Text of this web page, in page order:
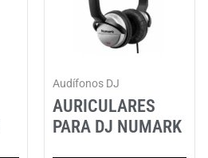
Audífonos DJ
AURICULARES
PARA DJ NUMARK